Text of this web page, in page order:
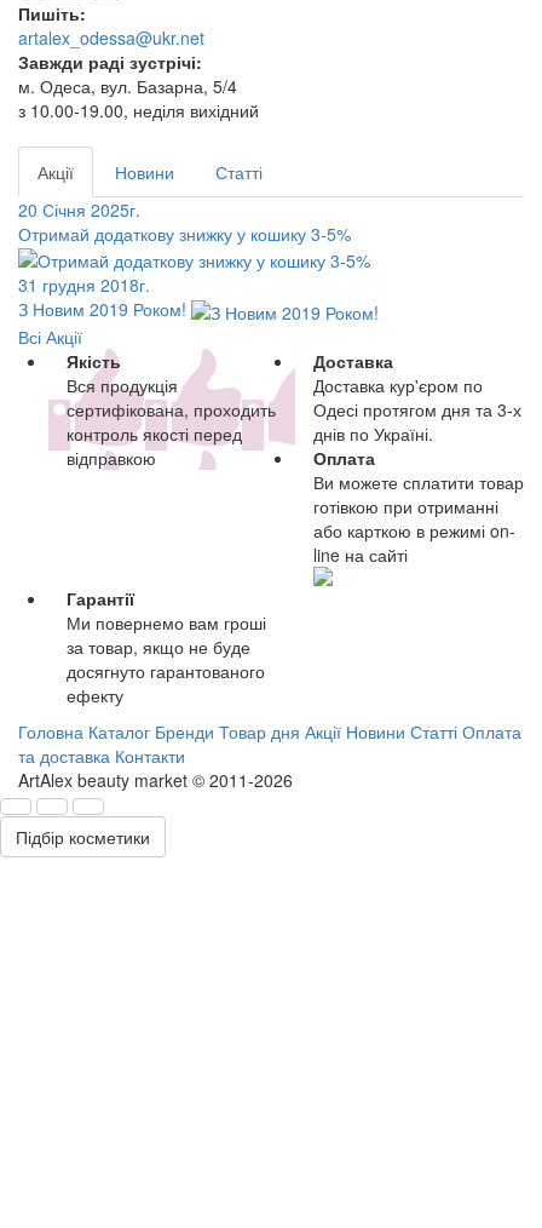
Пишіть:
artalex_odessa@ukr.net
Завжди раді зустрічі:
м. Одеса, вул. Базарна, 5/4
з 10.00-19.00, неділя вихідний
Акції Новини
Статті
20 Січня 2025г.
Отримай додаткову знижку у кошику 3-5%
31 грудня 2018г.
З Новим 2019 Роком!
Всі Акції
Якість
Вся продукція
сертифікована, проходить
контроль якості перед
відправкою
Доставка
Доставка кур'єром по
Одесі протягом дня та 3-х
днів по Україні.
Оплата
Ви можете сплатити товар
готівкою при отриманні
або карткою в режимі on-
line на сайті
Гарантії
Ми повернемо вам гроші
за товар, якщо не буде
досягнуто гарантованого
ефекту
Головна Каталог Бренди Товар дня Акції Новини Статті Оплата
та доставка Контакти
ArtAlex beauty market © 2011-2026
Підбір косметики